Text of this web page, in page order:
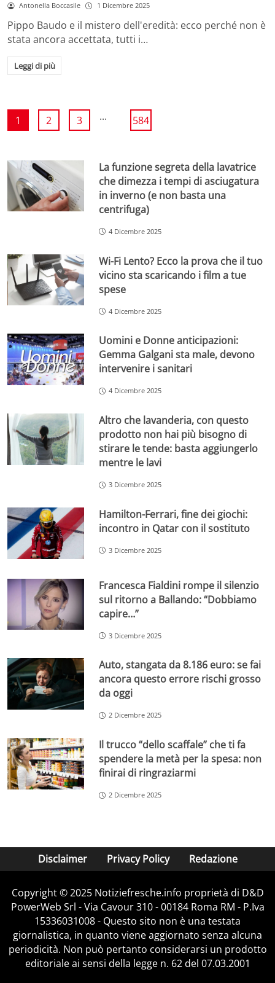
Antonella Boccasile 1 Dicembre 2025
Pippo Baudo e il mistero dell'eredità: ecco perché non è
stata ancora accettata, tutti i…
Leggi di più
1 2 3 ... 584
La funzione segreta della lavatrice
che dimezza i tempi di asciugatura
in inverno (e non basta una
centrifuga)
4 Dicembre 2025
Wi-Fi Lento? Ecco la prova che il tuo
vicino sta scaricando i film a tue
spese
4 Dicembre 2025
Uomini e Donne anticipazioni:
Gemma Galgani sta male, devono
intervenire i sanitari
4 Dicembre 2025
Altro che lavanderia, con questo
prodotto non hai più bisogno di
stirare le tende: basta aggiungerlo
mentre le lavi
3 Dicembre 2025
Hamilton-Ferrari, fine dei giochi:
incontro in Qatar con il sostituto
3 Dicembre 2025
Francesca Fialdini rompe il silenzio
sul ritorno a Ballando: “Dobbiamo
capire…”
3 Dicembre 2025
Auto, stangata da 8.186 euro: se fai
ancora questo errore rischi grosso
da oggi
2 Dicembre 2025
Il trucco “dello scaffale” che ti fa
spendere la metà per la spesa: non
finirai di ringraziarmi
2 Dicembre 2025
Disclaimer Privacy Policy Redazione
Copyright © 2025 Notiziefresche.info proprietà di D&D
PowerWeb Srl - Via Cavour 310 - 00184 Roma RM - P.Iva
15336031008 - Questo sito non è una testata
giornalistica, in quanto viene aggiornato senza alcuna
periodicità. Non può pertanto considerarsi un prodotto
editoriale ai sensi della legge n. 62 del 07.03.2001